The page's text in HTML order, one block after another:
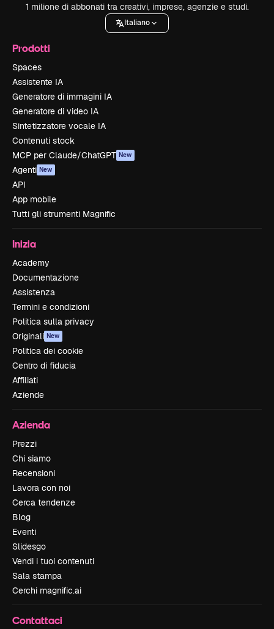
1 milione di abbonati tra creativi, imprese, agenzie e studi.
Italiano
Prodotti
Spaces
Assistente IA
Generatore di immagini IA
Generatore di video IA
Sintetizzatore vocale IA
Contenuti stock
MCP per Claude/ChatGPT New
Agenti New
API
App mobile
Tutti gli strumenti Magnific
Inizia
Academy
Documentazione
Assistenza
Termini e condizioni
Politica sulla privacy
Originali New
Politica dei cookie
Centro di fiducia
Affiliati
Aziende
Azienda
Prezzi
Chi siamo
Recensioni
Lavora con noi
Cerca tendenze
Blog
Eventi
Slidesgo
Vendi i tuoi contenuti
Sala stampa
Cerchi magnific.ai
Contattaci